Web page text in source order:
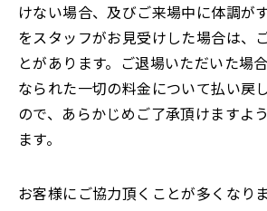
けない場合、及びご来場中に体調が
をスタッフがお見受けした場合は、
とがあります。ご退場いただいた場
なられた一切の料金について払い戻
ので、あらかじめご了承頂けますよ
ます。
お客様にご協力頂くことが多くなり